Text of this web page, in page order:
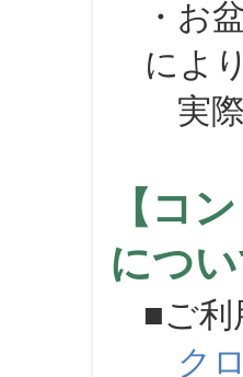
・お盆
によ
実際
【コ
につ
■ご利
ク